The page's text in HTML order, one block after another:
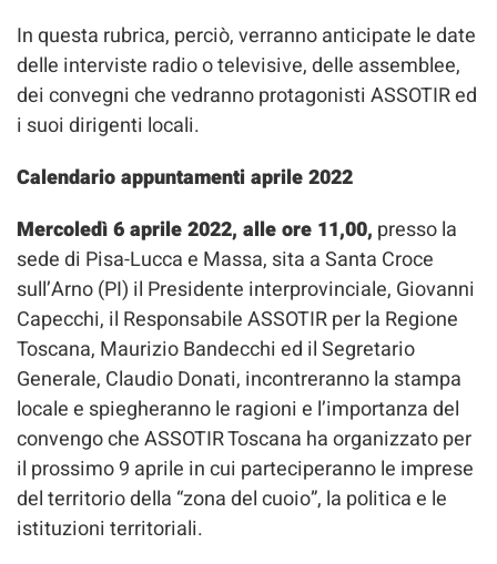
In questa rubrica, perciò, verranno anticipate le date
delle interviste radio o televisive, delle assemblee,
dei convegni che vedranno protagonisti ASSOTIR ed
i suoi dirigenti locali.
Calendario appuntamenti aprile 2022
Mercoledì 6 aprile 2022, alle ore 11,00, presso la
sede di Pisa-Lucca e Massa, sita a Santa Croce
sull’Arno (PI) il Presidente interprovinciale, Giovanni
Capecchi, il Responsabile ASSOTIR per la Regione
Toscana, Maurizio Bandecchi ed il Segretario
Generale, Claudio Donati, incontreranno la stampa
locale e spiegheranno le ragioni e l’importanza del
convengo che ASSOTIR Toscana ha organizzato per
il prossimo 9 aprile in cui parteciperanno le imprese
del territorio della “zona del cuoio”, la politica e le
istituzioni territoriali.